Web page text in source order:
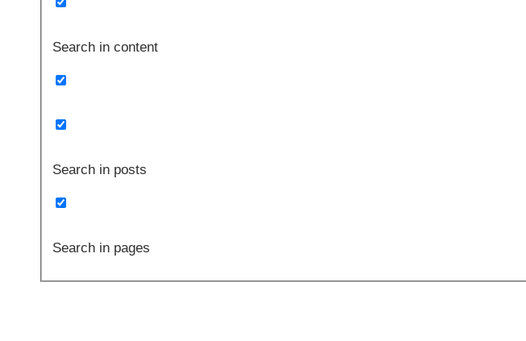
Search in content
Search in posts
Search in pages